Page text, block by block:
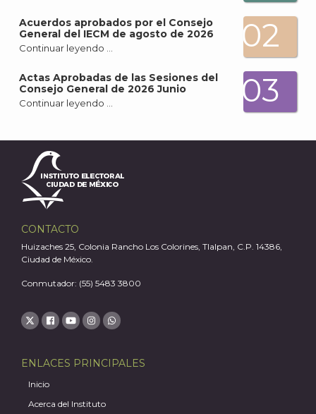
Acuerdos aprobados por el Consejo
General del IECM de agosto de 2026
Continuar leyendo … 02
Actas Aprobadas de las Sesiones del
Consejo General de 2026 Junio
Continuar leyendo … 03
CONTACTO
Huizaches 25, Colonia Rancho Los Colorines, Tlalpan, C.P. 14386,
Ciudad de México.
Conmutador: (55) 5483 3800
ENLACES PRINCIPALES
Inicio
Acerca del Instituto